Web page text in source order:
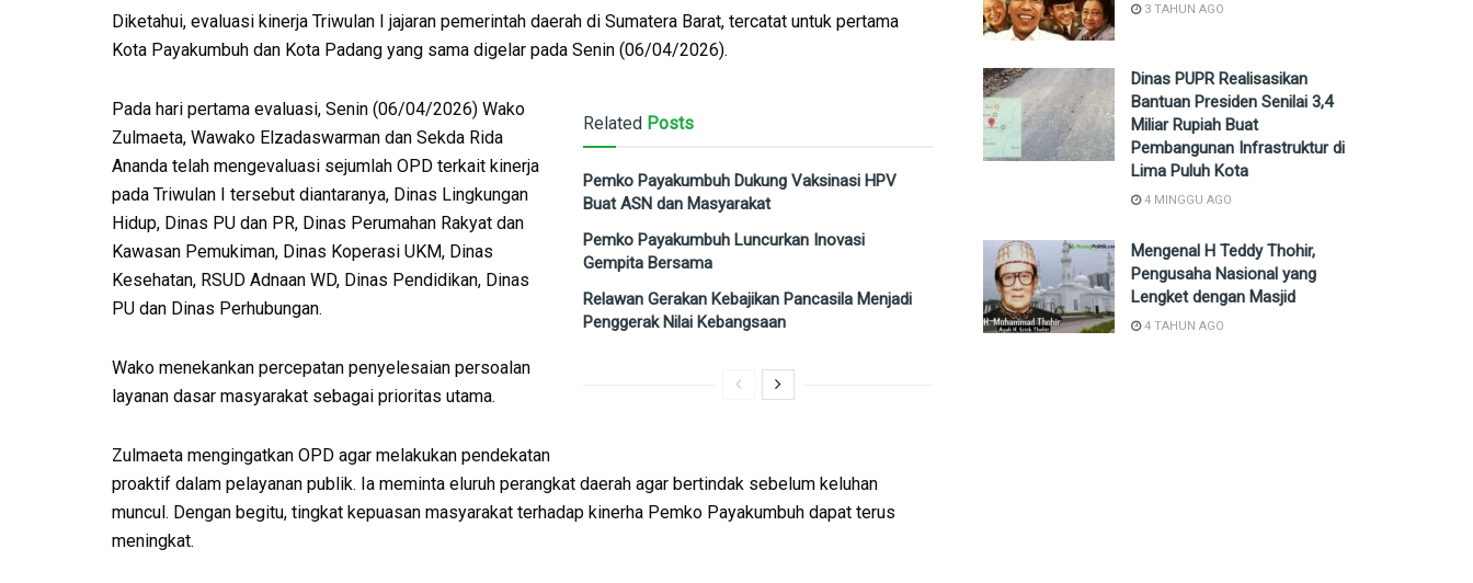
Diketahui, evaluasi kinerja Triwulan I jajaran pemerintah daerah di Sumatera Barat, tercatat untuk pertama
Kota Payakumbuh dan Kota Padang yang sama digelar pada Senin (06/04/2026).
Related Posts
Pemko Payakumbuh Dukung Vaksinasi HPV
Buat ASN dan Masyarakat
Pemko Payakumbuh Luncurkan Inovasi
Gempita Bersama
Relawan Gerakan Kebajikan Pancasila Menjadi
Penggerak Nilai Kebangsaan
Pada hari pertama evaluasi, Senin (06/04/2026) Wako
Zulmaeta, Wawako Elzadaswarman dan Sekda Rida
Ananda telah mengevaluasi sejumlah OPD terkait kinerja
pada Triwulan I tersebut diantaranya, Dinas Lingkungan
Hidup, Dinas PU dan PR, Dinas Perumahan Rakyat dan
Kawasan Pemukiman, Dinas Koperasi UKM, Dinas
Kesehatan, RSUD Adnaan WD, Dinas Pendidikan, Dinas
PU dan Dinas Perhubungan.
Wako menekankan percepatan penyelesaian persoalan
layanan dasar masyarakat sebagai prioritas utama.
Zulmaeta mengingatkan OPD agar melakukan pendekatan
proaktif dalam pelayanan publik. Ia meminta eluruh perangkat daerah agar bertindak sebelum keluhan
muncul. Dengan begitu, tingkat kepuasan masyarakat terhadap kinerha Pemko Payakumbuh dapat terus
meningkat.
3 TAHUN AGO
Dinas PUPR Realisasikan
Bantuan Presiden Senilai 3,4
Miliar Rupiah Buat
Pembangunan Infrastruktur di
Lima Puluh Kota
4 MINGGU AGO
Mengenal H Teddy Thohir,
Pengusaha Nasional yang
Lengket dengan Masjid
4 TAHUN AGO